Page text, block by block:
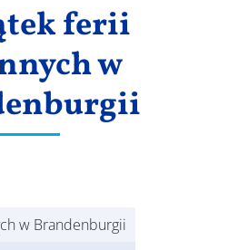
ferii
w
w Brandenburgii